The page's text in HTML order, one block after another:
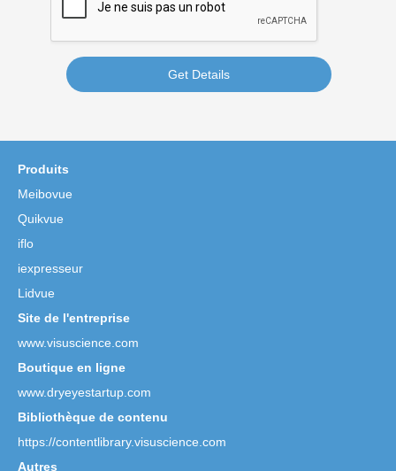
Get Details
Produits
Meibovue
Quikvue
iflo
iexpresseur
Lidvue
Site de l'entreprise
www.visuscience.com
Boutique en ligne
www.dryeyestartup.com
Bibliothèque de contenu
https://contentlibrary.visuscience.com
Autres